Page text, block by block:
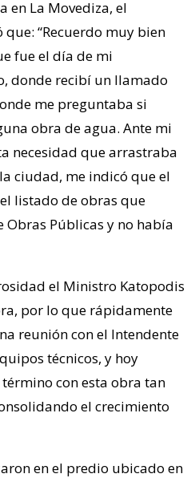
en La Movediza, el
“Recuerdo muy bien
fue el día de mi
donde recibí un llamado
me preguntaba si
obra de agua. Ante mi
necesidad que arrastraba
ciudad, me indicó que el
listado de obras que
Públicas y no había
el Ministro Katopodis
por lo que rápidamente
reunión con el Intendente
técnicos, y hoy
con esta obra tan
el crecimiento
en el predio ubicado en